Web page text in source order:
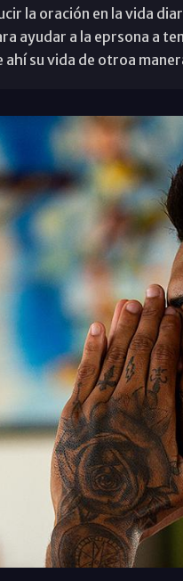
la oración en la vida
ayudar a la eprsona a
su vida de otroa